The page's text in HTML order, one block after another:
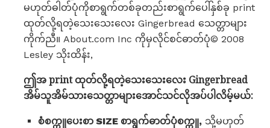
မဟုတ်ဓါတ်ပုံကိုစာရွက်တစ်ခုတည်းစာရွက်ပေါ်နှစ်ခု print
ထုတ်လို့ရတဲ့သေးသေးလေး Gingerbread သေတ္တာများ
ကိုက်ညီ။ About.com Inc ကိုမှလိုင်စင်ဓာတ်ပုံ© 2008
Lesley သိုးထိန်း,
ဤအ print ထုတ်လို့ရတဲ့သေးသေးလေး Gingerbread
အိမ်သူအိမ်သားသေတ္တာများအောင်သင်လိုအပ်ပါလိမ့်မယ်:
စံစက္ကူပေးစာ SIZE စာရွက်ဓာတ်ပုံစက္ကူ, သို့မဟုတ်